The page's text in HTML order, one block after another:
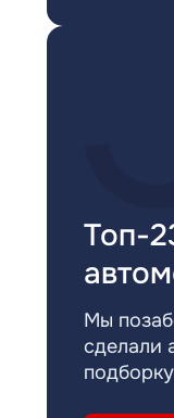
Топ-
Мы
сделали
подборку